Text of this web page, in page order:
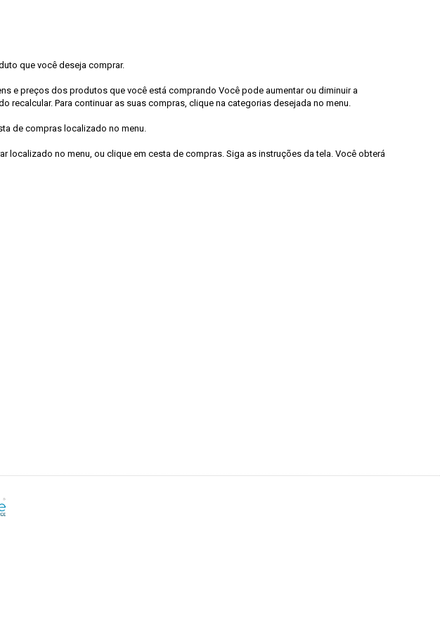
que você deseja comprar.
e preços dos produtos que você está comprando Você pode aumentar ou diminuir a
Para continuar as suas compras, clique na categorias desejada no menu.
de compras localizado no menu.
localizado no menu, ou clique em cesta de compras. Siga as instruções da tela. Você obterá